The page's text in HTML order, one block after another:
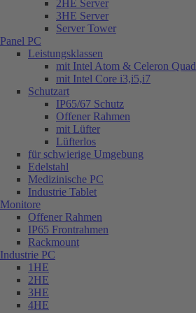
2HE Server
3HE Server
Server Tower
Panel PC
Leistungsklassen
mit Intel Atom & Celeron
mit Intel Core i3,i5,i7
Schutzart
IP65/67 Schutz
Offener Rahmen
mit Lüfter
Lüfterlos
für schwierige Umgebung
Edelstahl
Medizinische PC
Industrie Tablet
Monitore
Offener Rahmen
IP65 Frontrahmen
Rackmount
Industrie PC
1HE
2HE
3HE
4HE